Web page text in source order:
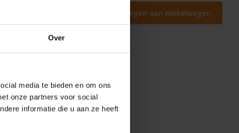
Over
media te bieden en om ons
onze partners voor social
informatie die u aan ze heeft
Toevoegen aan winkelwagen